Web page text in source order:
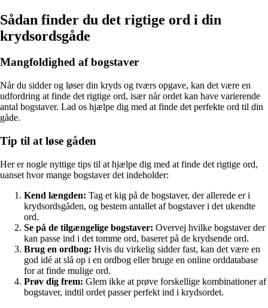
Sådan finder du det rigtige ord i din
krydsordsgåde
Mangfoldighed af bogstaver
Når du sidder og løser din kryds og tværs opgave, kan det være en
udfordring at finde det rigtige ord, især når ordet kan have varierende
antal bogstaver. Lad os hjælpe dig med at finde det perfekte ord til din
gåde.
Tip til at løse gåden
Her er nogle nyttige tips til at hjælpe dig med at finde det rigtige ord,
uanset hvor mange bogstaver det indeholder:
Kend længden: Tag et kig på de bogstaver, der allerede er i
krydsordsgåden, og bestem antallet af bogstaver i det ukendte
ord.
Se på de tilgængelige bogstaver: Overvej hvilke bogstaver der
kan passe ind i det tomme ord, baseret på de krydsende ord.
Brug en ordbog: Hvis du virkelig sidder fast, kan det være en
god idé at slå op i en ordbog eller bruge en online orddatabase
for at finde mulige ord.
Prøv dig frem: Glem ikke at prøve forskellige kombinationer af
bogstaver, indtil ordet passer perfekt ind i krydsordet.